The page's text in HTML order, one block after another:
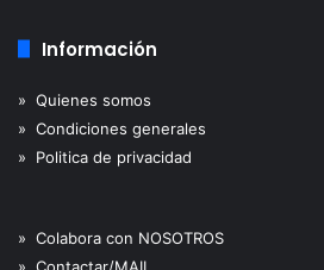
Información
» Quienes somos
» Condiciones generales
» Politica de privacidad
» Colabora con NOSOTROS